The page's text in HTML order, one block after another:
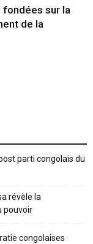
fondées sur la
de la
parti congolais du
révèle la
pouvoir
congolaises